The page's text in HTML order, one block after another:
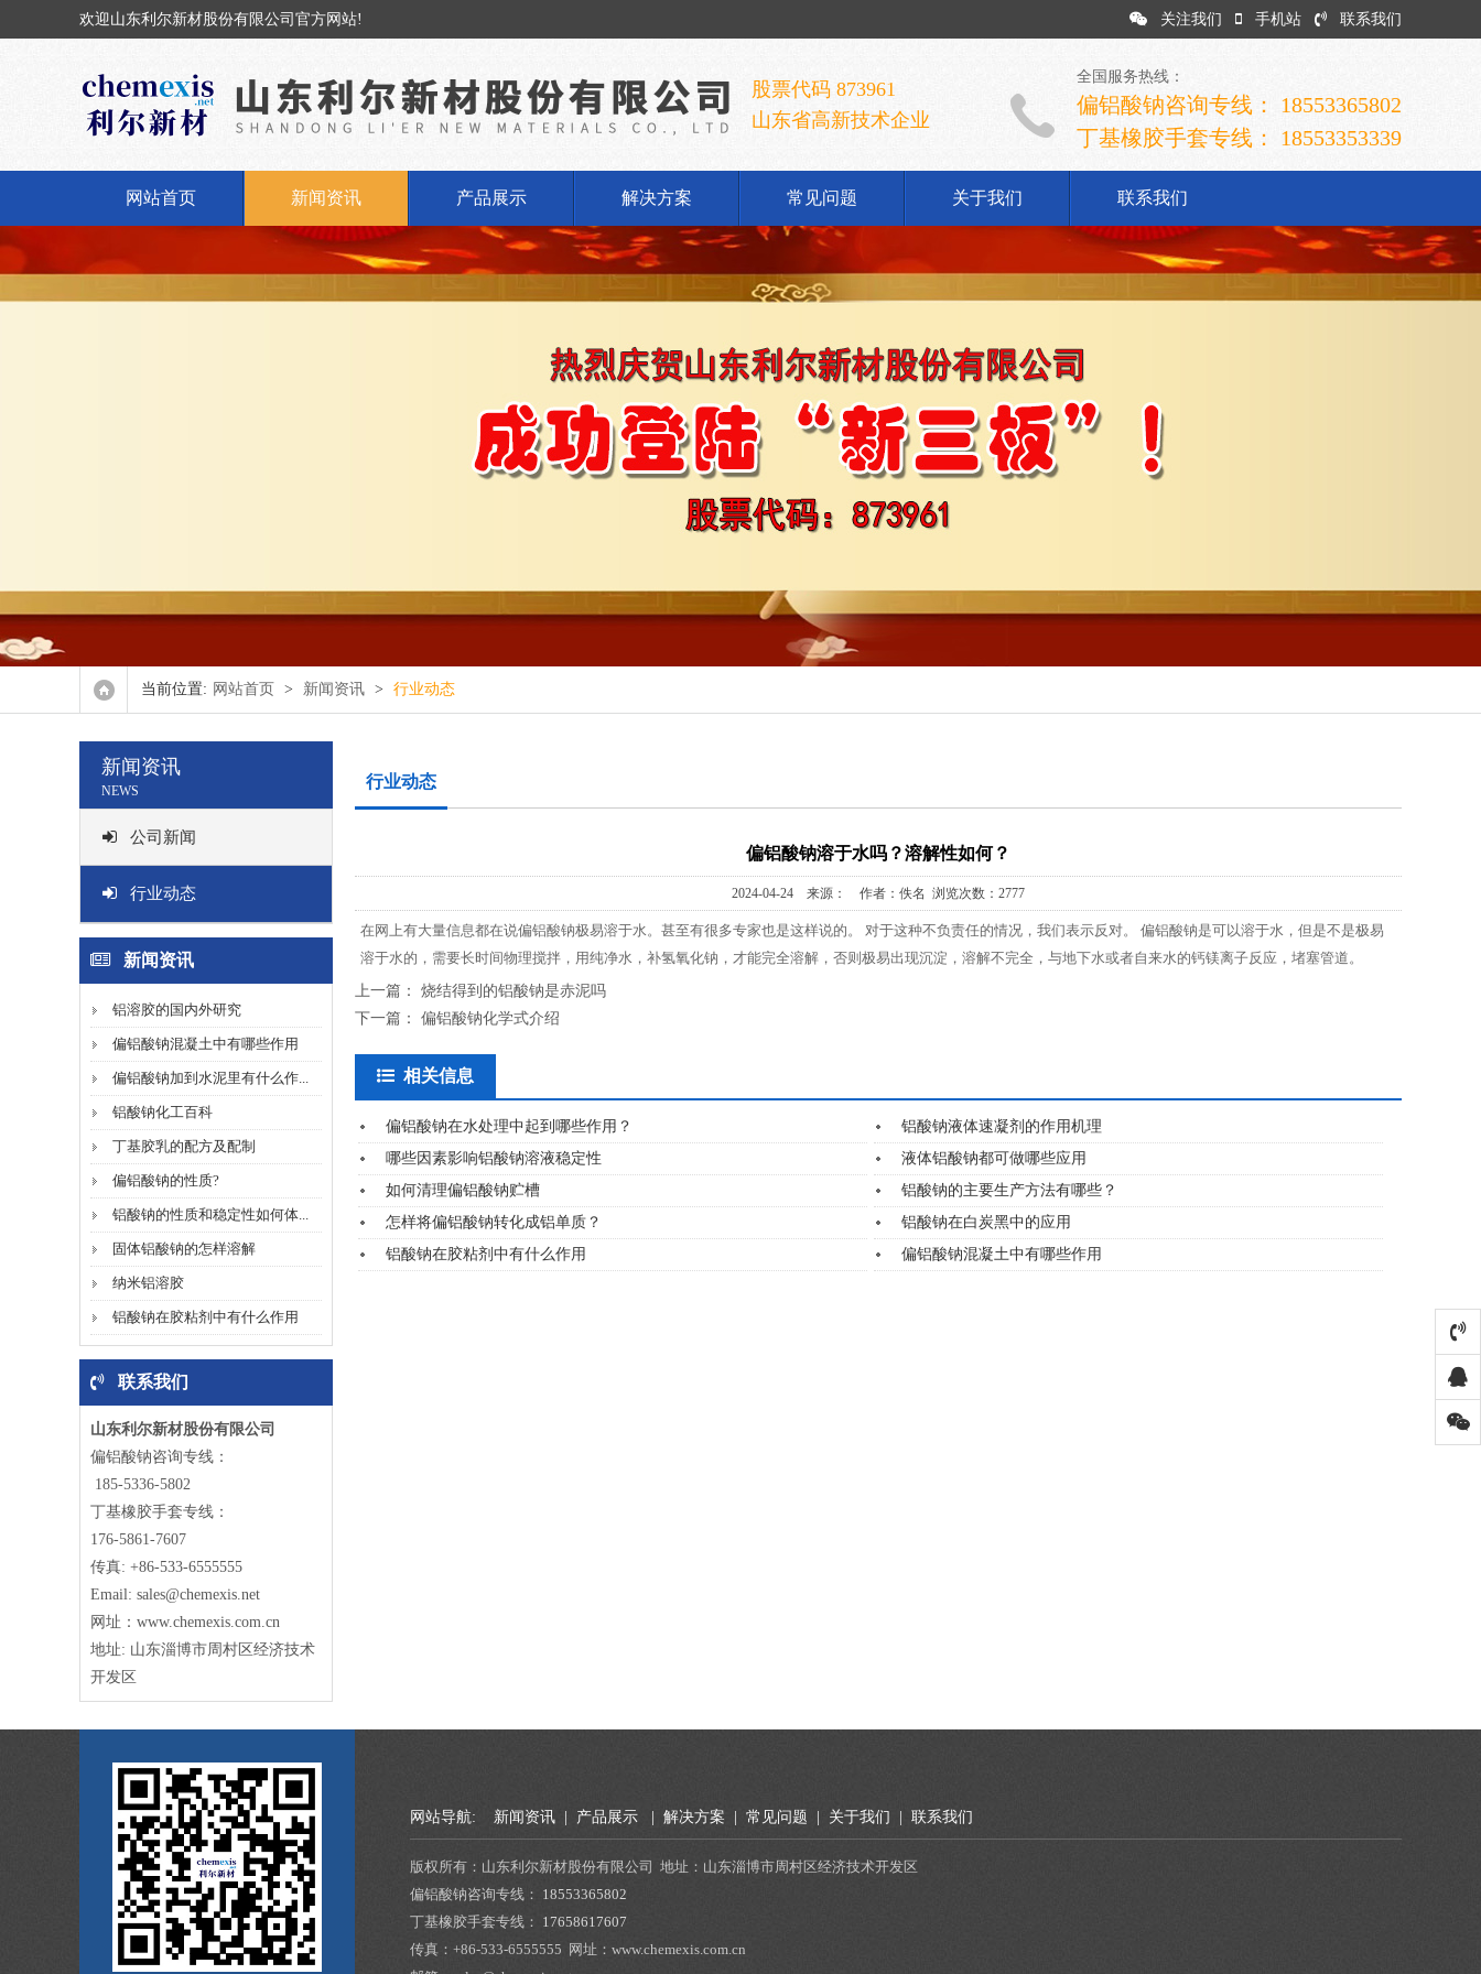
欢迎山东利尔新材股份有限公司官方网站! 关注我们 手机站 联系我们
股票代码 873961
山东省高新技术企业
全国服务热线：
偏铝酸钠咨询专线： 18553365802
丁基橡胶手套专线： 18553353339
网站首页 新闻资讯
公司新闻
产品展示
固体铝酸钠
解决方案 常见问题 关于我们
公司简介
发展历程
荣誉资质
联系我们
当前位置: 网站首页 > 新闻资讯 > 行业动态
新闻资讯
NEWS
公司新闻
行业动态
新闻资讯
铝溶胶的国内外研究
偏铝酸钠混凝土中有哪些作用
偏铝酸钠加到水泥里有什么作...
铝酸钠化工百科
丁基胶乳的配方及配制
偏铝酸钠的性质?
铝酸钠的性质和稳定性如何体...
固体铝酸钠的怎样溶解
纳米铝溶胶
铝酸钠在胶粘剂中有什么作用
联系我们
山东利尔新材股份有限公司
偏铝酸钠咨询专线：
185-5336-5802
丁基橡胶手套专线：
176-5861-7607
传真: +86-533-6555555
Email: sales@chemexis.net
网址：www.chemexis.com.cn
地址: 山东淄博市周村区经济技术
开发区
行业动态
偏铝酸钠溶于水吗？溶解性如何？
2024-04-24 来源： 作者：佚名 浏览次数：2777
在网上有大量信息都在说偏铝酸钠极易溶于水。甚至有很多专家也是这样说的。 对于这种不负责任的情况，我们表示反对。 偏铝酸钠是可以溶于水，但是不是极易
溶于水的，需要长时间物理搅拌，用纯净水，补氢氧化钠，才能完全溶解，否则极易出现沉淀，溶解不完全，与地下水或者自来水的钙镁离子反应，堵塞管道。
上一篇： 烧结得到的铝酸钠是赤泥吗
下一篇： 偏铝酸钠化学式介绍
相关信息
偏铝酸钠在水处理中起到哪些作用？
铝酸钠液体速凝剂的作用机理
哪些因素影响铝酸钠溶液稳定性
液体铝酸钠都可做哪些应用
如何清理偏铝酸钠贮槽
铝酸钠的主要生产方法有哪些？
怎样将偏铝酸钠转化成铝单质？
铝酸钠在白炭黑中的应用
铝酸钠在胶粘剂中有什么作用
偏铝酸钠混凝土中有哪些作用
网站导航: 新闻资讯 产品展示 解决方案 常见问题 关于我们 联系我们
版权所有：山东利尔新材股份有限公司 地址：山东淄博市周村区经济技术开发区
偏铝酸钠咨询专线： 18553365802
丁基橡胶手套专线： 17658617607
传真： +86-533-6555555 网址：www.chemexis.com.cn